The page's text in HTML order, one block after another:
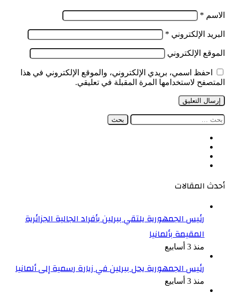
الاسم *
البريد الإلكتروني *
الموقع الإلكتروني
احفظ اسمي، بريدي الإلكتروني، والموقع الإلكتروني في هذا
المتصفح لاستخدامها المرة المقبلة في تعليقي.
البحث
أحدث المقالات
رئيس الجمهورية يلتقي ببرلين بأفراد الجالية الجزائرية
المقيمة بألمانيا
منذ 3 أسابيع
رئيس الجمهورية يحل ببرلين في زيارة رسمية إلى ألمانيا
منذ 3 أسابيع